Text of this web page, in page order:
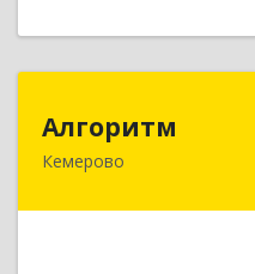
Алгоритм
Кемерово